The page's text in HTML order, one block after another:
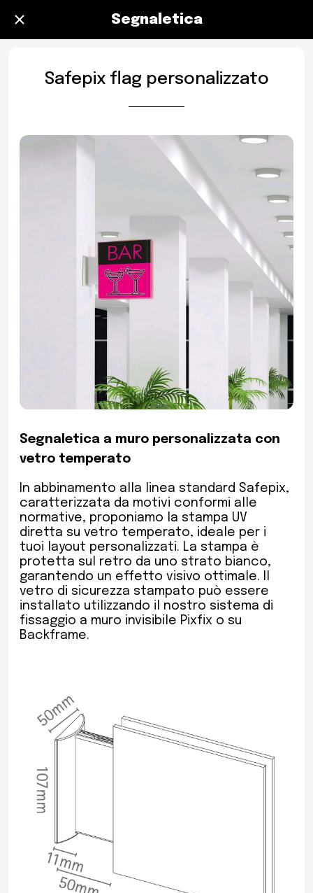
Segnaletica
Safepix flag personalizzato
Segnaletica a muro personalizzata con
vetro temperato
In abbinamento alla linea standard Safepix,
caratterizzata da motivi conformi alle
normative, proponiamo la stampa UV
diretta su vetro temperato, ideale per i
tuoi layout personalizzati. La stampa è
protetta sul retro da uno strato bianco,
garantendo un effetto visivo ottimale. Il
vetro di sicurezza stampato può essere
installato utilizzando il nostro sistema di
fissaggio a muro invisibile Pixfix o su
Backframe.